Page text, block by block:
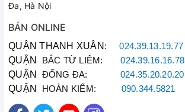
Đa, Hà Nội
BÁN ONLINE
QUẬN THANH XUÂN :024.39.13.19.77
QUẬN BẮC TỪ LIÊM:024.39.16.16.78
QUẬN ĐỐNG ĐA: 024.35.20.20.20
QUẬN HOÀN KIẾM: 090.344.5821